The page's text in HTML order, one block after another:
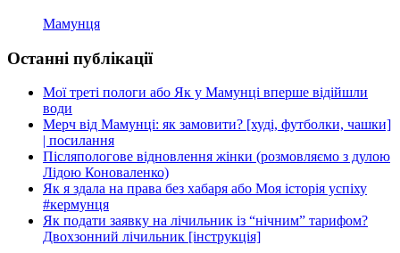
Мамунця
Останні публікації
Мої треті пологи або Як у Мамунці вперше відійшли
води
Мерч від Мамунці: як замовити? [худі, футболки, чашки]
| посилання
Післяпологове відновлення жінки (розмовляємо з дулою
Лідою Коноваленко)
Як я здала на права без хабаря або Моя історія успіху
#кермунця
Як подати заявку на лічильник із “нічним” тарифом?
Двохзонний лічильник [інструкція]